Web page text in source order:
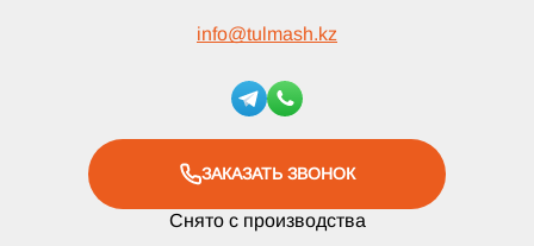
info@tulmash.kz
ЗАКАЗАТЬ ЗВОНОК
Снято с производства